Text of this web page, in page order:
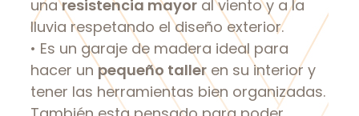
unaresistencia mayor al viento y a la
lluvia respetando el diseño exterior.
• Es un garaje de madera ideal para
hacer unpequeño talleren su interior y
tener las herramientas bien organizadas.